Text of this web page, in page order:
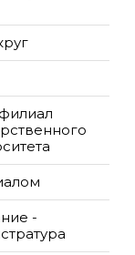
-